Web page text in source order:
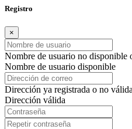
Registro
×
Nombre de usuario no disponible
Nombre de usuario disponible
Dirección ya registrada o no válida
Dirección válida